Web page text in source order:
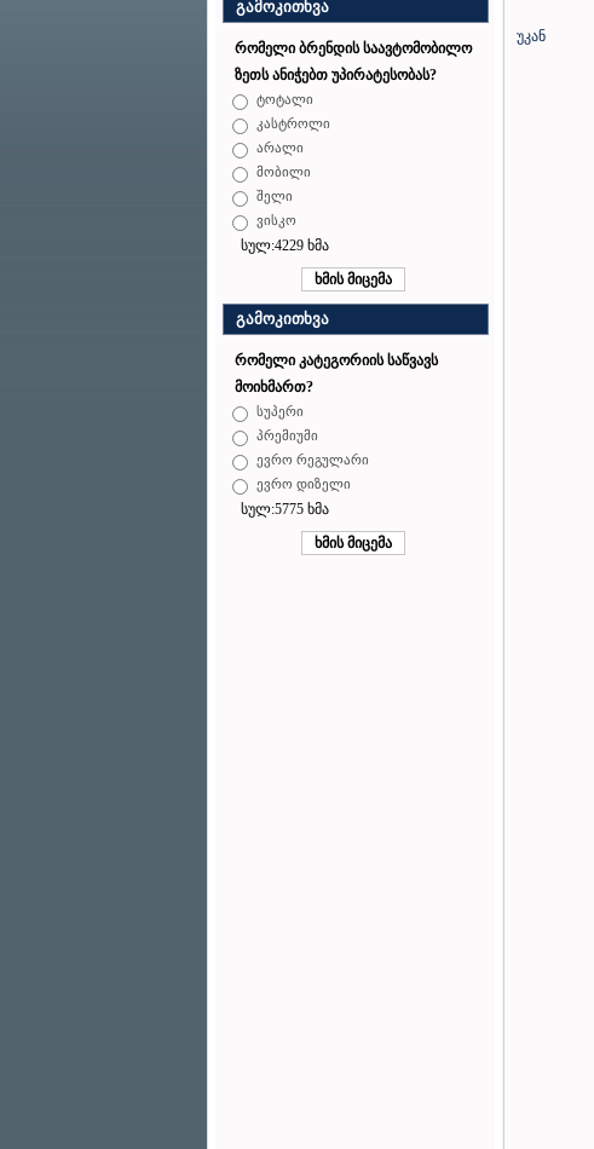
გამოკითხვა
რომელი ბრენდის საავტომობილო
ზეთს ანიჭებთ უპირატესობას?
ტოტალი
კასტროლი
არალი
მობილი
შელი
ვისკო
სულ:4229 ხმა
გამოკითხვა
რომელი კატეგორიის საწვავს
მოიხმართ?
სუპერი
პრემიუმი
ევრო რეგულარი
ევრო დიზელი
სულ:5775 ხმა
უკან